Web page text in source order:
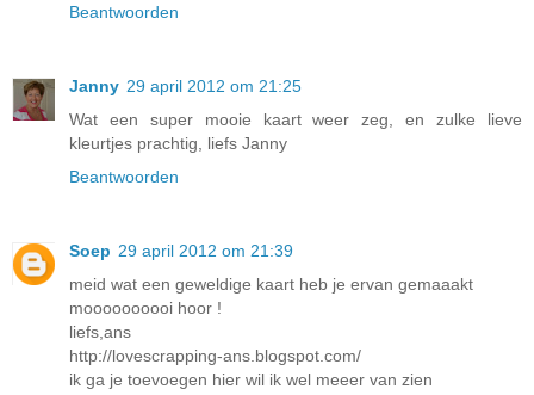
Beantwoorden
Janny 29 april 2012 om 21:25
Wat een super mooie kaart weer zeg, en zulke lieve
kleurtjes prachtig, liefs Janny
Beantwoorden
Soep 29 april 2012 om 21:39
meid wat een geweldige kaart heb je ervan gemaaakt
moooooooooi hoor !
liefs,ans
http://lovescrapping-ans.blogspot.com/
ik ga je toevoegen hier wil ik wel meeer van zien